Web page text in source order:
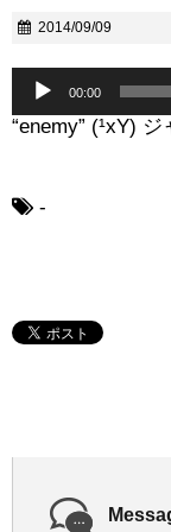
2014/09/09
プ
ヤ
00:00
“enemy”
-